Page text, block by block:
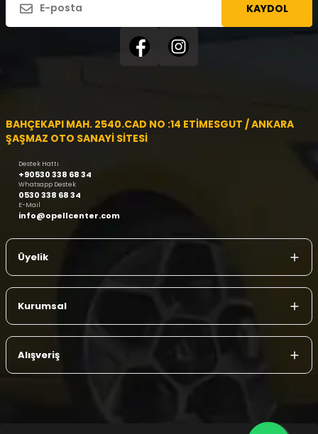
KAYDOL
BAHÇEKAPI MAH. 2540.CAD NO :14 ETİMESGUT / ANKARA
ŞAŞMAZ OTO SANAYİ SİTESİ
Destek Hattı
+90530 338 68 34
Whatsapp Destek
0530 338 68 34
E-Mail
info@opellcenter.com
Üyelik
Kurumsal
Alışveriş